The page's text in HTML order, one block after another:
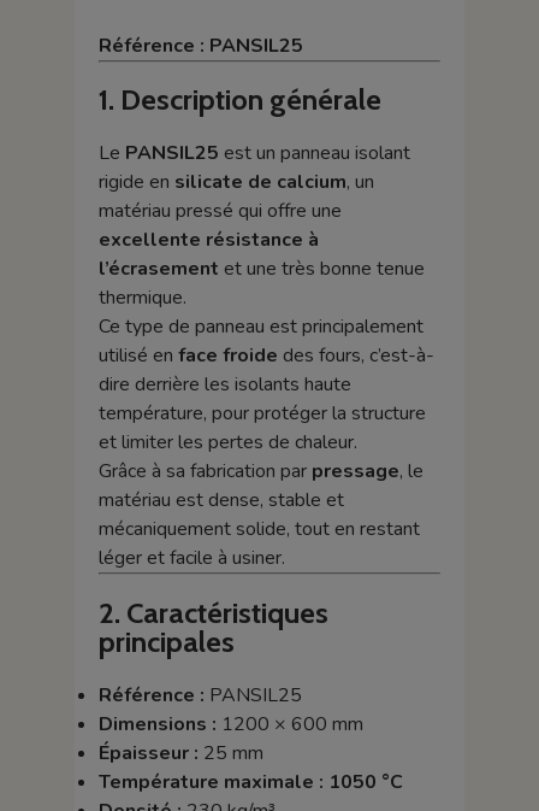
Référence : PANSIL25
1. Description générale
Le PANSIL25 est un panneau isolant
rigide en silicate de calcium, un
matériau pressé qui offre une
excellente résistance à
l’écrasement et une très bonne tenue
thermique.
Ce type de panneau est principalement
utilisé en face froide des fours, c’est-à-
dire derrière les isolants haute
température, pour protéger la structure
et limiter les pertes de chaleur.
Grâce à sa fabrication par pressage, le
matériau est dense, stable et
mécaniquement solide, tout en restant
léger et facile à usiner.
2. Caractéristiques
principales
Référence : PANSIL25
Dimensions : 1200 × 600 mm
Épaisseur : 25 mm
Température maximale : 1050 °C